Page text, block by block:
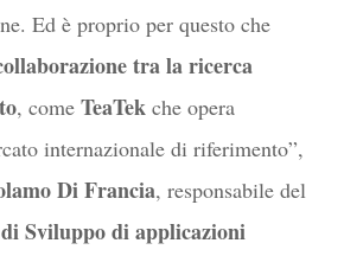
Ed è proprio per questo che
tra la ricerca
, come TeaTekche opera
internazionale di riferimento”,
Di Francia, responsabile del
Sviluppo di applicazioni